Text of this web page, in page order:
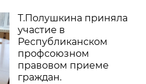
Т.Полушкина приняла
участие в
Республиканском
профсоюзном
правовом приеме
граждан.